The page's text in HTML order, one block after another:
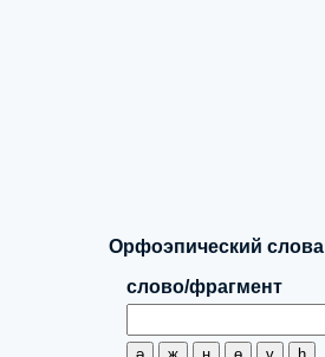
Орфоэпический
слово/фрагмент